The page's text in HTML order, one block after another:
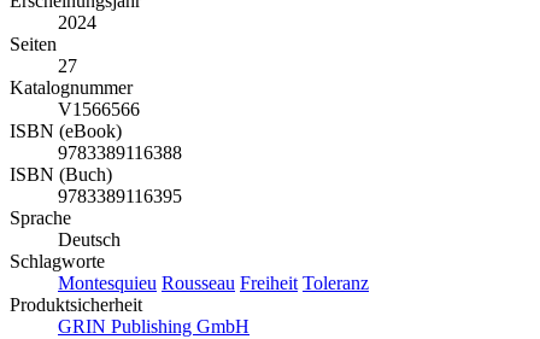
2024
Seiten
27
Katalognummer
V1566566
ISBN (eBook)
9783389116388
ISBN (Buch)
9783389116395
Sprache
Deutsch
Schlagworte
Montesquieu Rousseau Freiheit Toleranz
Produktsicherheit
GRIN Publishing GmbH